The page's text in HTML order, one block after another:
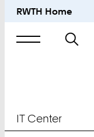
RWTH Home
Suche
nach
IT Center